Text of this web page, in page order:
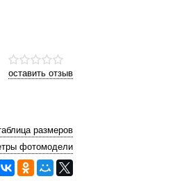
оставить отзыв
размеров
фотомодели